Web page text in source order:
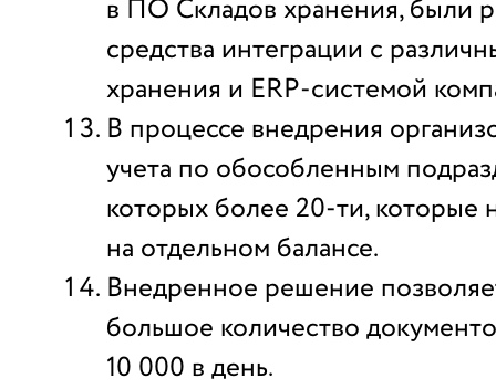
в ПО Складов хранения, были
средства интеграции с
хранения и ERP-системой
В процессе внедрения
учета по обособленным
которых более 20-ти, которые
на отдельном балансе.
Внедренное решение
большое количество
10 000 в день.